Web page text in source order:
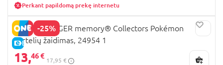
Perkant papildomą prekę internetu
-25%
E-KAINA
RAVENSBURGER memory® Collectors Pokémon
kortelių žaidimas, 24954 1
13,46 €
17,95 €